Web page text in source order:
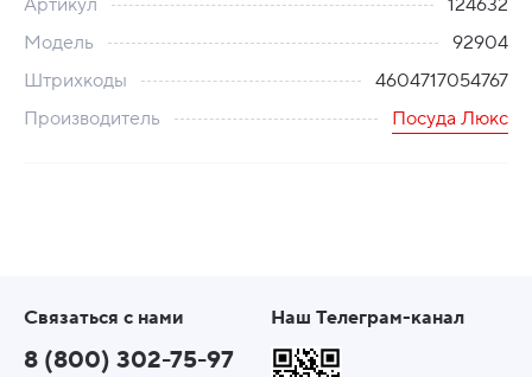
Артикул
124632
Модель
92904
Штрихкоды
4604717054767
Производитель
Посуда Люкс
Связаться с нами
8 (800) 302-75-97
Наш Телеграм-канал